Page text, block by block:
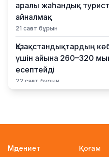
аралы жаһандық
айналмақ
21 сағат бұрын
Қазақстандықтардың
үшін айына 260–320
есептейді
22 сағат бұрын
талаптар
Wildberries қоймаларын
Мәдениет
Қоғам